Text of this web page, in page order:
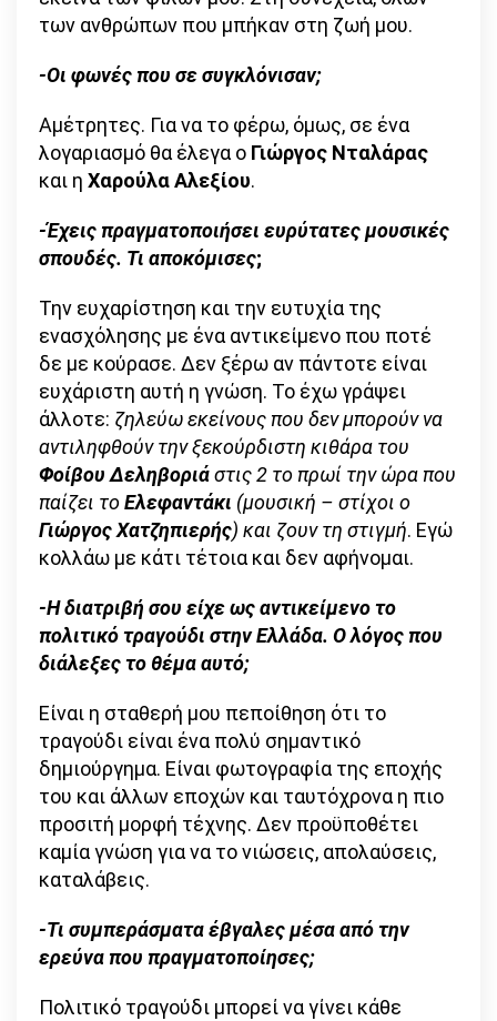
των ανθρώπων που μπήκαν στη ζωή μου.
-Οι φωνές που σε συγκλόνισαν;
Αμέτρητες. Για να το φέρω, όμως, σε ένα
λογαριασμό θα έλεγα ο Γιώργος Νταλάρας
και η Χαρούλα Αλεξίου.
-Έχεις πραγματοποιήσει ευρύτατες μουσικές
σπουδές. Τι αποκόμισες;
Την ευχαρίστηση και την ευτυχία της
ενασχόλησης με ένα αντικείμενο που ποτέ
δε με κούρασε. Δεν ξέρω αν πάντοτε είναι
ευχάριστη αυτή η γνώση. Το έχω γράψει
άλλοτε: ζηλεύω εκείνους που δεν μπορούν να
αντιληφθούν την ξεκούρδιστη κιθάρα του
Φοίβου Δεληβοριάστις 2 το πρωί την ώρα που
παίζει τοΕλεφαντάκι (μουσική – στίχοι ο
Γιώργος Χατζηπιερής) και ζουν τη στιγμή. Εγώ
κολλάω με κάτι τέτοια και δεν αφήνομαι.
-Η διατριβή σου είχε ως αντικείμενο το
πολιτικό τραγούδι στην Ελλάδα. Ο λόγος που
διάλεξες το θέμα αυτό;
Είναι η σταθερή μου πεποίθηση ότι το
τραγούδι είναι ένα πολύ σημαντικό
δημιούργημα. Είναι φωτογραφία της εποχής
του και άλλων εποχών και ταυτόχρονα η πιο
προσιτή μορφή τέχνης. Δεν προϋποθέτει
καμία γνώση για να το νιώσεις, απολαύσεις,
καταλάβεις.
-Τι συμπεράσματα έβγαλες μέσα από την
ερεύνα που πραγματοποίησες;
Πολιτικό τραγούδι μπορεί να γίνει κάθε